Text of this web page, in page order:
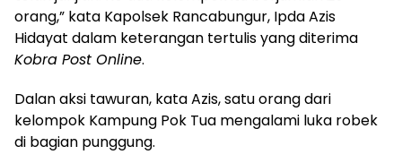
orang,” kata Kapolsek Rancabungur, Ipda Azis
Hidayat dalam keterangan tertulis yang diterima
Kobra Post Online.
Dalan aksi tawuran, kata Azis, satu orang dari
kelompok Kampung Pok Tua mengalami luka robek
di bagian punggung.